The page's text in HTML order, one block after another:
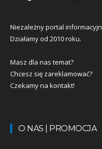
Niezależny portal
Działamy od 2010 roku.
Masz dla nas temat?
Chcesz się zareklamować?
Czekamy na kontakt!
O NAS | PROMOCJA